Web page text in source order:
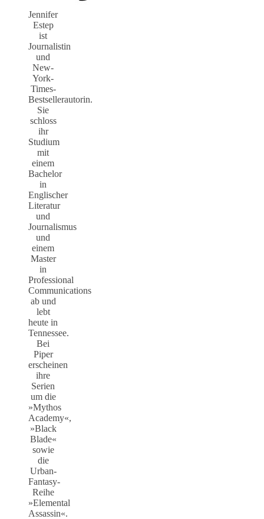
Jennifer
Estep
ist
Journalistin
und
New-
York-
Times-
Bestsellerautorin.
Sie
schloss
ihr
Studium
mit
einem
Bachelor
in
Englischer
Literatur
und
Journalismus
und
einem
Master
in
Professional
Communications
ab und
lebt
heute in
Tennessee.
Bei
Piper
erscheinen
ihre
Serien
um die
»Mythos
Academy«,
»Black
Blade«
sowie
die
Urban-
Fantasy-
Reihe
»Elemental
Assassin«.